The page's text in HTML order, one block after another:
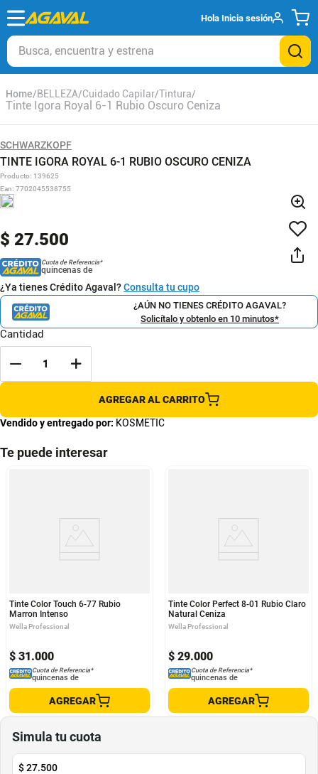
Hola Inicia sesión
Busca, encuentra y estrena
BELLEZA Cuidado Capilar Tintura
Tinte Igora Royal 6-1 Rubio Oscuro Ceniza
SCHWARZKOPF
TINTE IGORA ROYAL 6-1 RUBIO OSCURO CENIZA
Producto: 139625
Ean: 7702045538755
$ 27.500
Cuota de Referencia*
quincenas de
¿Ya tienes Crédito Agaval?Consulta tu cupo
¿AÚN NO TIENES CRÉDITO AGAVAL?
Solicítalo y obtenlo en 10 minutos*
Cantidad
AGREGAR AL CARRITO
Vendido y entregado por: KOSMETIC
Te puede interesar
Tinte Color Touch 6-77 Rubio
Marron Intenso
Wella Professional
$ 31.000
Cuota de Referencia*
quincenas de
AGREGAR
Tinte Color Perfect 8-01 Rubio Claro
Natural Ceniza
Wella Professional
$ 29.000
Cuota de Referencia*
quincenas de
AGREGAR
Simula tu cuota
$27.500